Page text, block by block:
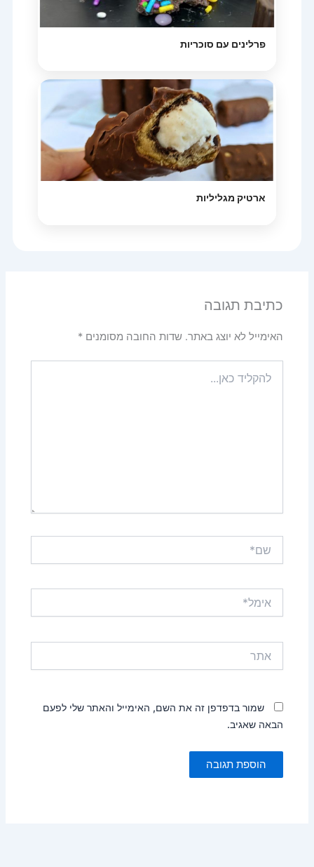
פרלינים עם סוכריות
ארטיק מגליליות
כתיבת תגובה
האימייל לא יוצג באתר. שדות החובה מסומנים*
כאן...
שמור בדפדפן זה את השם, האימייל והאתר שלי לפעם
הבאה שאגיב.